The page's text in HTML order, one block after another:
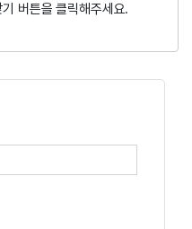
버튼을 클릭해주세요.